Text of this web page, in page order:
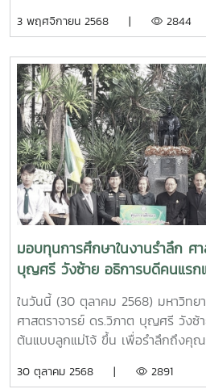
นายพงษ์พิพัฒน์ ราชจันทร์ รักษากา
ทุนการศึกษาและให้คำปรึกษา กอง
นักศึกษาที่ได้รับทุนการศึกษา "พี่แม่โ
จำนวน 8 ราย ได้ให้เกียรเป็นประธ
กล่าวต้อนรับและขอบคุณคุณเชษฐา
ธนาคารเพื่อการเกษตรและสหกรณ์ก
54) และคณะ ที่ได้มามอบทุนการศึก
ให้น้อง" ครั้งที่ 4โดยทุนการศึกษานี้เ
ศึกษาจากศิษย์เก่าแม่โจ้ ธนาคารเพื่อ
การเกษตรทั่วไป ในนาม "ทุนการศึก
น้อง" ครั้งแรกในปีการศึกษา 2565
ในปี 2568 เป็นการมอบทุนการศึก
ทุนละ 10,000 บาท รวมเป็นเงินจำ
การศึกษาแบบต่อเนื่อง และในปีนี้ ไ
พิเศษ เป็นทุนการศึกษาไม่ต่อเนื่อง
บาท รวมเป็นเงินจำนวน 50,000 บ
มหาวิทยาลัย มหาวิทยาลัยแม๋โจ้
3 พฤศจิกายน 2568 | 2844
มอบทุนการศึกษาในงานรำลึก ศ
บุญศรี วังซ้าย อธิการบดีคนแรก
ในวันนี้ (30 ตุลาคม 2568) มหาวิทย
ศาสตราจารย์ ดร.วิภาต บุญศรี วังซ้
ต้นแบบลูกแม่โจ้ ขึ้น เพื่อรำลึกถึงคุณ
ของประเทศไทย ผู้เป็นต้นแบบนักต่อสู้
30 ตุลาคม 2568 | 2891